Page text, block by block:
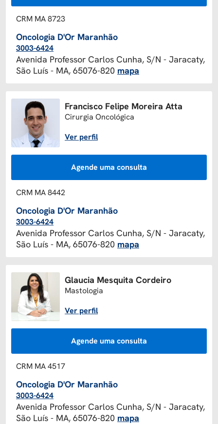
CRM MA 8723
Oncologia D'Or Maranhão
3003-6424
Avenida Professor Carlos Cunha, S/N - Jaracaty,
São Luís - MA, 65076-820 mapa
Francisco Felipe Moreira Atta
Cirurgia Oncológica
Ver perfil
Agende uma consulta
CRM MA 8442
Oncologia D'Or Maranhão
3003-6424
Avenida Professor Carlos Cunha, S/N - Jaracaty,
São Luís - MA, 65076-820 mapa
Glaucia Mesquita Cordeiro
Mastologia
Ver perfil
Agende uma consulta
CRM MA 4517
Oncologia D'Or Maranhão
3003-6424
Avenida Professor Carlos Cunha, S/N - Jaracaty,
São Luís - MA, 65076-820 mapa